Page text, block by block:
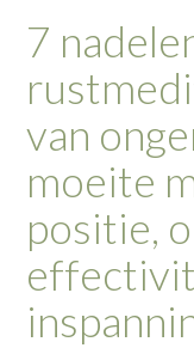
7
van
moeite
positie,